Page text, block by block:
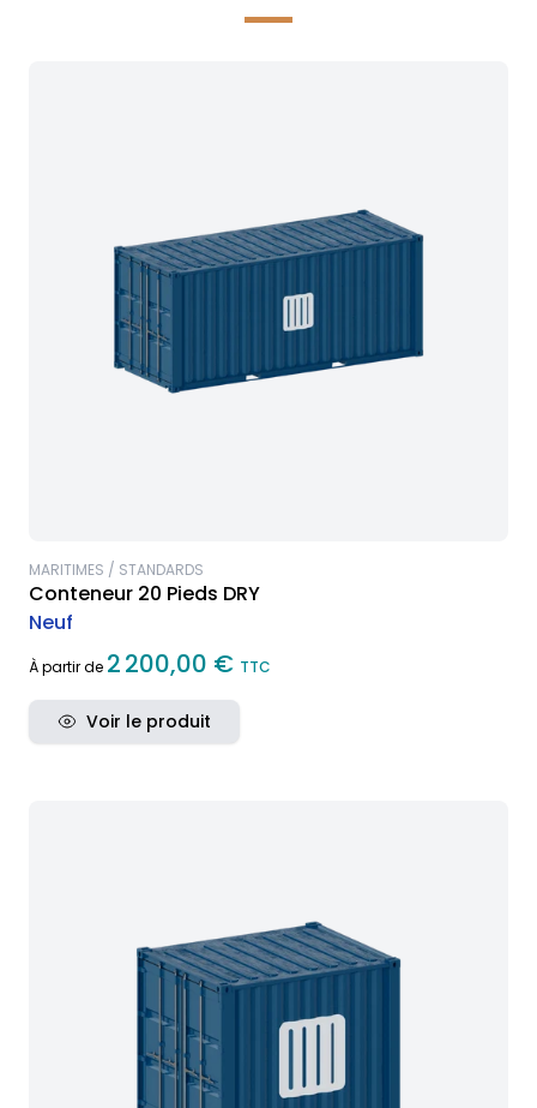
MARITIMES / STANDARDS
Conteneur 20 Pieds DRY
Neuf
À partir de 2 200,00 € TTC
Voir le produit